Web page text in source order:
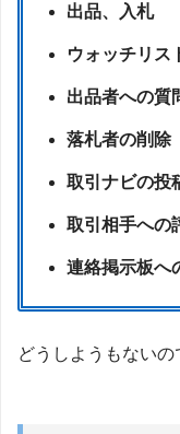
出品、入札
ウォッチリス
出品者への質
落札者の削除
取引ナビの投
取引相手への
連絡掲示板へ
どうしようもないの